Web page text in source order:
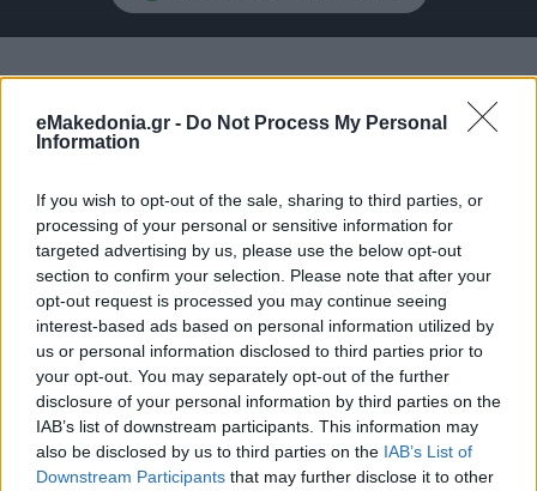
eMakedonia.gr - Do Not Process My Personal
Information
If you wish to opt-out of the sale, sharing to third parties, or
processing of your personal or sensitive information for
targeted advertising by us, please use the below opt-out
section to confirm your selection. Please note that after your
opt-out request is processed you may continue seeing
interest-based ads based on personal information utilized by
us or personal information disclosed to third parties prior to
your opt-out. You may separately opt-out of the further
disclosure of your personal information by third parties on the
IAB’s list of downstream participants. This information may
also be disclosed by us to third parties on the IAB’s List of
Downstream Participants that may further disclose it to other
ΠΑΙΔΕΙΑ